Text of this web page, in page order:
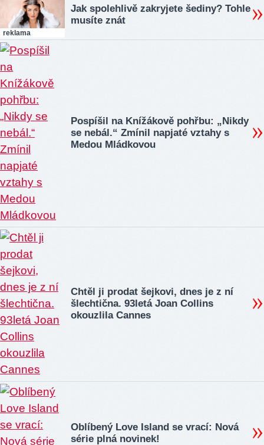
reklama
Jak spolehlivě zakryjete šediny? Tohle
musíte znát
Pospíšil na Knížákově pohřbu: „Nikdy
se nebál.“ Zmínil napjaté vztahy s
Medou Mládkovou
Chtěl ji prodat šejkovi, dnes je z ní
šlechtična. 93letá Joan Collins
okouzlila Cannes
Oblíbený Love Island se vrací: Nová
série plná novinek!